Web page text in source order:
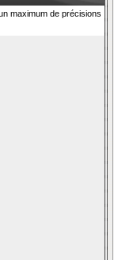
maximum de précisions